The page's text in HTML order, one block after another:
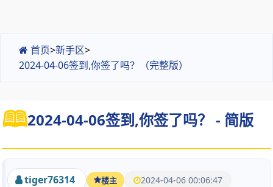
首页>新手区>
2024-04-06签到,你签了吗？（完整版）
2024-04-06签到,你签了吗？ - 简版
tiger76314 楼主 2024-04-06 00:06:47